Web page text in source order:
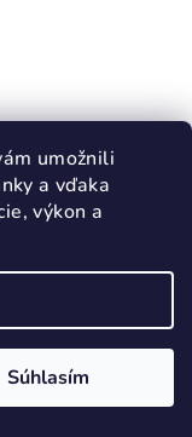
umožnili
a vďaka
výkon a
Súhlasím
SET 2IN1
KÓD: